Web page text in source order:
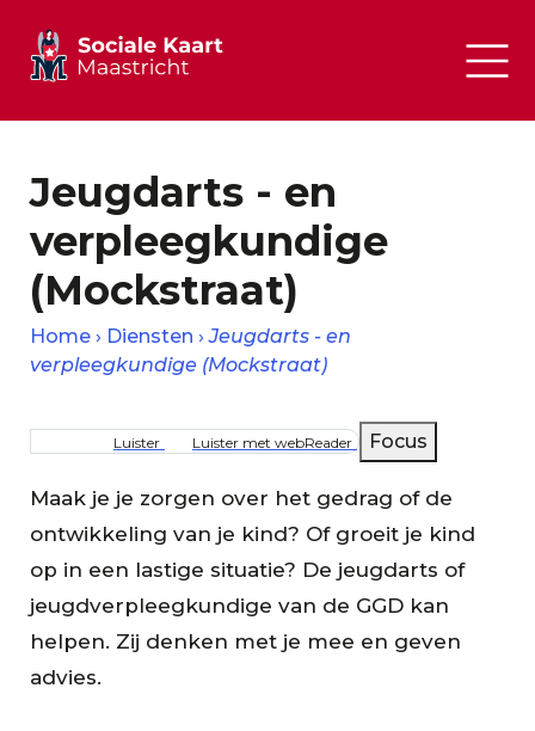
Jeugdarts - en
verpleegkundige
(Mockstraat)
Home Diensten
Jeugdarts - en
verpleegkundige (Mockstraat)
Luister Luister met webReader Focus
Maak je je zorgen over het gedrag of de
ontwikkeling van je kind? Of groeit je kind
op in een lastige situatie? De jeugdarts of
jeugdverpleegkundige van de GGD kan
helpen. Zij denken met je mee en geven
advies.